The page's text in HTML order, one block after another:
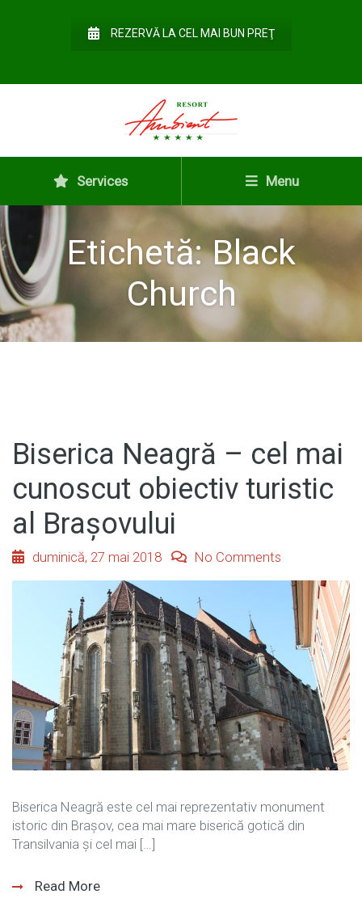
REZERVĂ LA CEL MAI BUN PREŢ
Services Menu
Etichetă:Black
Church
Biserica Neagră – cel mai
cunoscut obiectiv turistic
al Brașovului
duminică, 27 mai 2018 No Comments
Biserica Neagră este cel mai reprezentativ monument
istoric din Brașov, cea mai mare biserică gotică din
Transilvania și cel mai […]
Read More